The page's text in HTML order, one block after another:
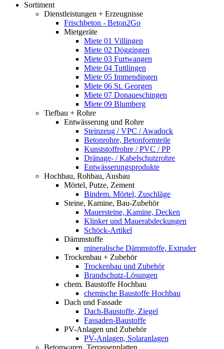
Sortiment
Dienstleistungen + Erzeugnisse
Frischbeton - Beton2Go
Mietgeräte
Miete 01 Villingen
Miete 02 Döggingen
Miete 03 Furtwangen
Miete 04 Tuttlingen
Miete 05 Immendingen
Miete 06 St. Georgen
Miete 07 Donaueschingen
Miete 09 Blumberg
Tiefbau + Rohre
Entwässerung und Rohre
Steinzeug / VPC / Awadock
Betonrohre, Betonformteile
Kunststoffrohre / PVC / PP
Dränage- / Kabelschutzrohre
Entwässerungsprodukte
Hochbau, Rohbau, Ausbau
Mörtel, Putze, Zement
Bindem. Mörtel, Zuschläge
Steine, Kamine, Bau-Zubehör
Mauersteine, Kamine, Decken
Klinker und Mauerabdeckungen
Schöck-Artikel
Dämmstoffe
mineralische Dämmstoffe, Extruder
Trockenbau + Zubehör
Trockenbau und Zubehör
Brandschutz-Lösungen
chem. Baustoffe Hochbau
chemische Baustoffe Hochbau
Dach und Fassade
Dach-Baustoffe, Ziegel
Fassaden-Baustoffe
PV-Anlagen und Zubehör
PV-Anlagen, Solaranlagen
Betonwaren, Terrassenplatten